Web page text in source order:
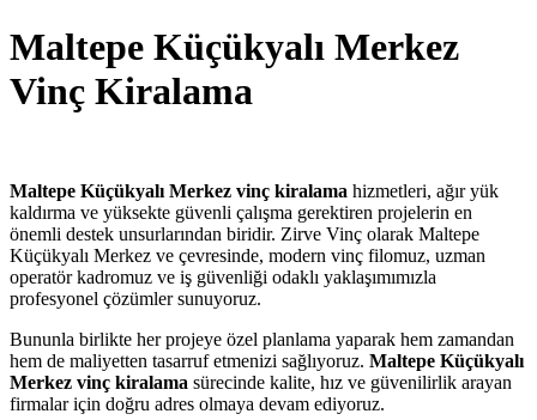
Maltepe Küçükyalı Merkez
Vinç Kiralama
Maltepe Küçükyalı Merkez vinç kiralama hizmetleri, ağır yük
kaldırma ve yüksekte güvenli çalışma gerektiren projelerin en
önemli destek unsurlarından biridir. Zirve Vinç olarak Maltepe
Küçükyalı Merkez ve çevresinde, modern vinç filomuz, uzman
operatör kadromuz ve iş güvenliği odaklı yaklaşımımızla
profesyonel çözümler sunuyoruz.
Bununla birlikte her projeye özel planlama yaparak hem zamandan
hem de maliyetten tasarruf etmenizi sağlıyoruz. Maltepe Küçükyalı
Merkez vinç kiralama sürecinde kalite, hız ve güvenilirlik arayan
firmalar için doğru adres olmaya devam ediyoruz.